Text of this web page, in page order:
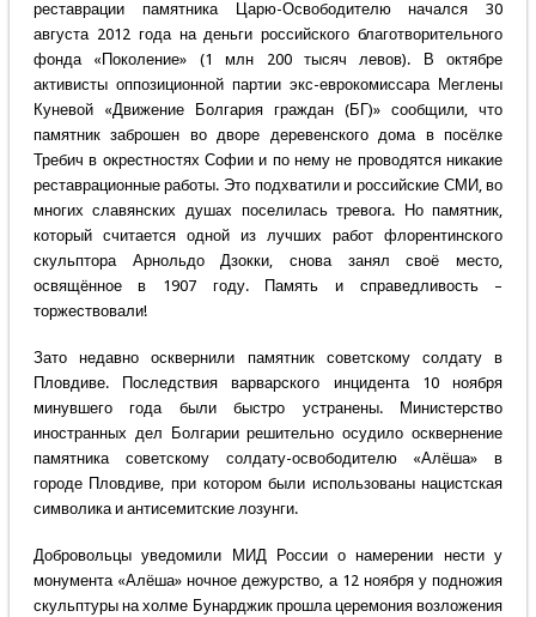
реставрации памятника Царю-Освободителю начался 30
августа 2012 года на деньги российского благотворительного
фонда «Поколение» (1 млн 200 тысяч левов). В октябре
активисты оппозиционной партии экс-еврокомиссара Меглены
Куневой «Движение Болгария граждан (БГ)» сообщили, что
памятник заброшен во дворе деревенского дома в посёлке
Требич в окрестностях Софии и по нему не проводятся никакие
реставрационные работы. Это подхватили и российские СМИ, во
многих славянских душах поселилась тревога. Но памятник,
который считается одной из лучших работ флорентинского
скульптора Арнольдо Дзокки, снова занял своё место,
освящённое в 1907 году. Память и справедливость –
торжествовали!
Зато недавно осквернили памятник советскому солдату в
Пловдиве. Последствия варварского инцидента 10 ноября
минувшего года были быстро устранены. Министерство
иностранных дел Болгарии решительно осудило осквернение
памятника советскому солдату-освободителю «Алёша» в
городе Пловдиве, при котором были использованы нацистская
символика и антисемитские лозунги.
Добровольцы уведомили МИД России о намерении нести у
монумента «Алёша» ночное дежурство, а 12 ноября у подножия
скульптуры на холме Бунарджик прошла церемония возложения